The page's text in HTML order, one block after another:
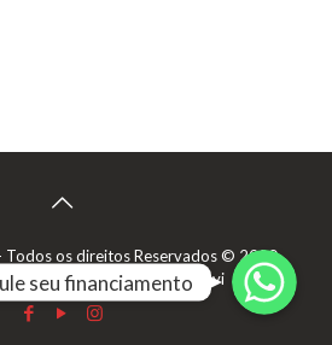
Todos os direitos Reservados © 2020.
por:Bruno CardosoeJanai Levi
Faça uma simulação
seu financiamento